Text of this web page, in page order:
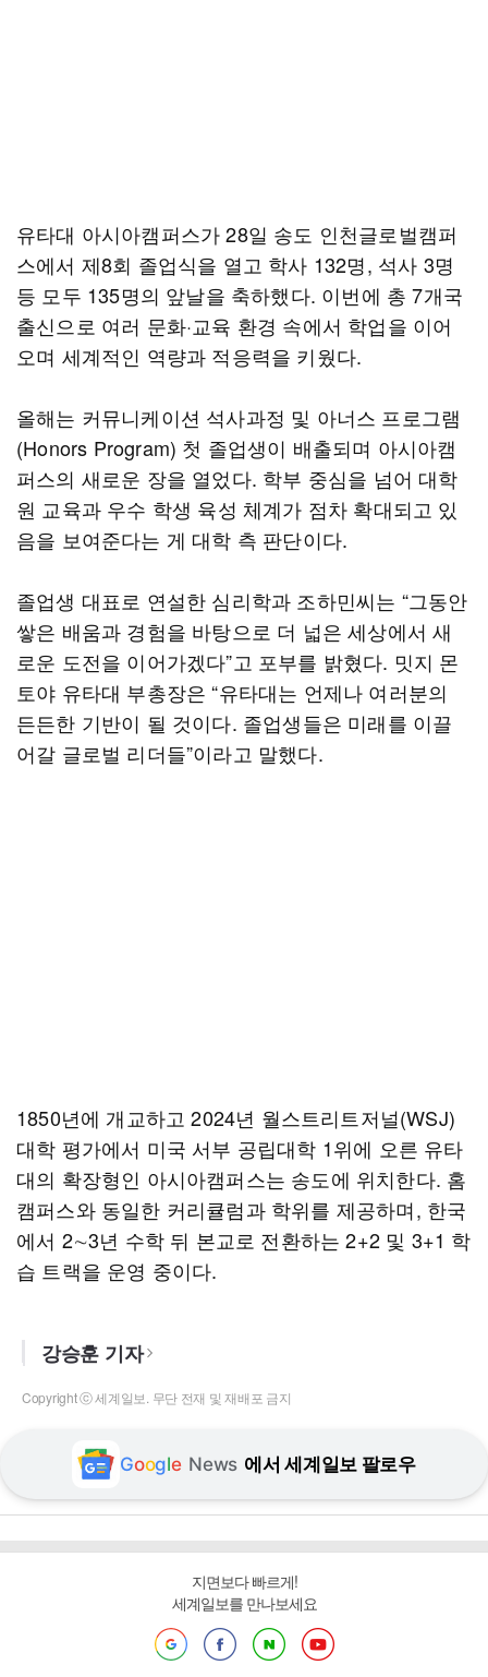
유타대 아시아캠퍼스가 28일 송도 인천글로벌캠퍼
스에서 제8회 졸업식을 열고 학사 132명, 석사 3명
등 모두 135명의 앞날을 축하했다. 이번에 총 7개국
출신으로 여러 문화·교육 환경 속에서 학업을 이어
오며 세계적인 역량과 적응력을 키웠다.
올해는 커뮤니케이션 석사과정 및 아너스 프로그램
(Honors Program) 첫 졸업생이 배출되며 아시아캠
퍼스의 새로운 장을 열었다. 학부 중심을 넘어 대학
원 교육과 우수 학생 육성 체계가 점차 확대되고 있
음을 보여준다는 게 대학 측 판단이다.
졸업생 대표로 연설한 심리학과 조하민씨는 “그동안
쌓은 배움과 경험을 바탕으로 더 넓은 세상에서 새
로운 도전을 이어가겠다”고 포부를 밝혔다. 밋지 몬
토야 유타대 부총장은 “유타대는 언제나 여러분의
든든한 기반이 될 것이다. 졸업생들은 미래를 이끌
어갈 글로벌 리더들”이라고 말했다.
1850년에 개교하고 2024년 월스트리트저널(WSJ)
대학 평가에서 미국 서부 공립대학 1위에 오른 유타
대의 확장형인 아시아캠퍼스는 송도에 위치한다. 홈
캠퍼스와 동일한 커리큘럼과 학위를 제공하며, 한국
에서 2∼3년 수학 뒤 본교로 전환하는 2+2 및 3+1 학
습 트랙을 운영 중이다.
강승훈 기자
Copyright ⓒ 세계일보. 무단 전재 및 재배포 금지
Google News 에서 세계일보 팔로우
지면보다 빠르게!
세계일보를 만나보세요